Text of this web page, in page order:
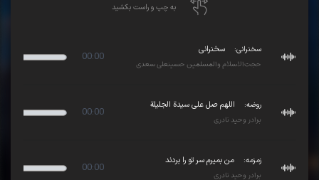
به چپ و راست بکشید
سخنرانی:
سخنرانی
حجت‌الاسلام والمسلمین حسینعلی سعدی
00:00
روضه:
اللهم صل علی سیدة الجليلة
برادر وحید نادری
00:00
زمزمه:
من بمیرم سر تو را بردند
برادر وحید نادری
00:00